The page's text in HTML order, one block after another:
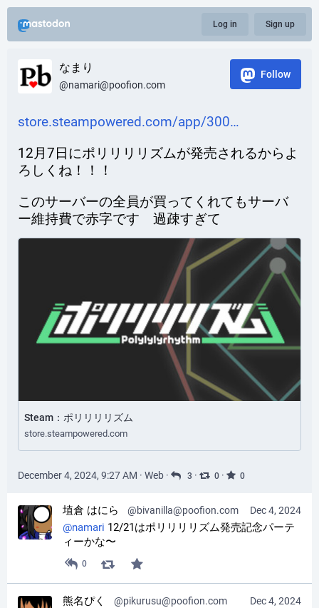
Log in Sign up
なまり
@namari@poofion.com
Follow
store.steampowered.com/app/300
12月7日にポリリリリズムが発売されるからよ
ろしくね！！！
このサーバーの全員が買ってくれてもサーバ
ー維持費で赤字です　過疎すぎて
Steam：ポリリリリズム
store.steampowered.com
December 4, 2024, 9:27 AM · Web · 3 · 0 · 0
Dec 4, 2024
埴倉 はにら @bivanilla@poofion.com
@namari 12/21はポリリリリズム発売記念パーテ
ィーかな〜
0
Dec 4, 2024
熊名ぴく @pikurusu@poofion.com